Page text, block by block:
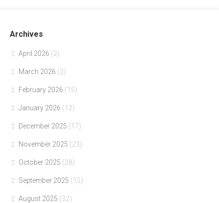
Archives
April 2026 (2)
March 2026 (2)
February 2026 (15)
January 2026 (12)
December 2025 (17)
November 2025 (23)
October 2025 (28)
September 2025 (15)
August 2025 (32)